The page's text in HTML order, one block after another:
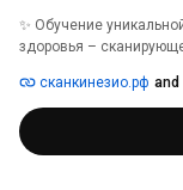
✨ Обучение
здоровья –
сканкинезио.рф and